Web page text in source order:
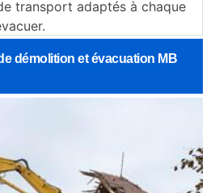
transport adaptés à chaque
démolition et évacuation MB